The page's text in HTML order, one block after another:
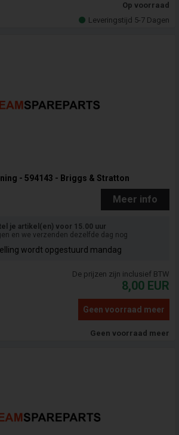
Op voorraad
Leveringstijd 5-7 Dagen
- 594143 - Briggs & Stratton
Meer info
je artikel(en) voor 15.00 uur
en we verzenden dezelfde dag nog
wordt opgestuurd mandag
De prijzen zijn inclusief BTW
8,00 EUR
Geen voorraad meer
Geen voorraad meer